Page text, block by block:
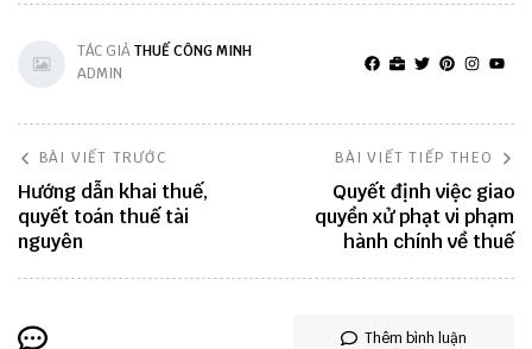
TÁC GIẢTHUẾ CÔNG MINH
ADMIN
BÀI VIẾT TRƯỚC
Hướng dẫn khai thuế,
quyết toán thuế tài
nguyên
BÀI VIẾT TIẾP THEO
Quyết định việc giao
quyền xử phạt vi phạm
hành chính về thuế
Thêm bình luận